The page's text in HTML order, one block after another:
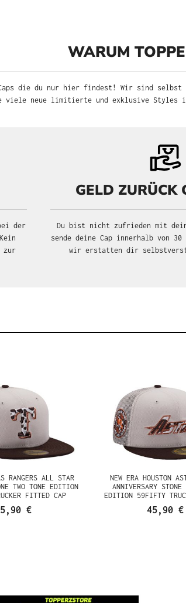
WARUM
du nur hier findest! Wir sind selbst Cap
neue limitierte und exklusive Styles in
Wahl
Wir
GELD ZURÜCK
Du bist nicht zufrieden mit deiner
deine Cap innerhalb von 30
erstatten dir
RANGERS ALL
1995 STONE TWO
59FIFTY
FITTED CAP
€
NEW ERA
40TH ANNIVERSARY
TONE EDITION
TRUCKER
45,90 €